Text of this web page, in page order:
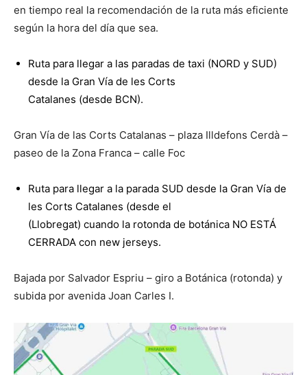
en tiempo real la recomendación de la ruta más eficiente
según la hora del día que sea.
Ruta para llegar a las paradas de taxi (NORD y SUD)
desde la Gran Vía de les Corts
Catalanes (desde BCN).
Gran Vía de las Corts Catalanas – plaza Illdefons Cerdà –
paseo de la Zona Franca – calle Foc
Ruta para llegar a la parada SUD desde la Gran Vía de
les Corts Catalanes (desde el
(Llobregat) cuando la rotonda de botánica NO ESTÁ
CERRADA con new jerseys.
Bajada por Salvador Espriu – giro a Botánica (rotonda) y
subida por avenida Joan Carles I.